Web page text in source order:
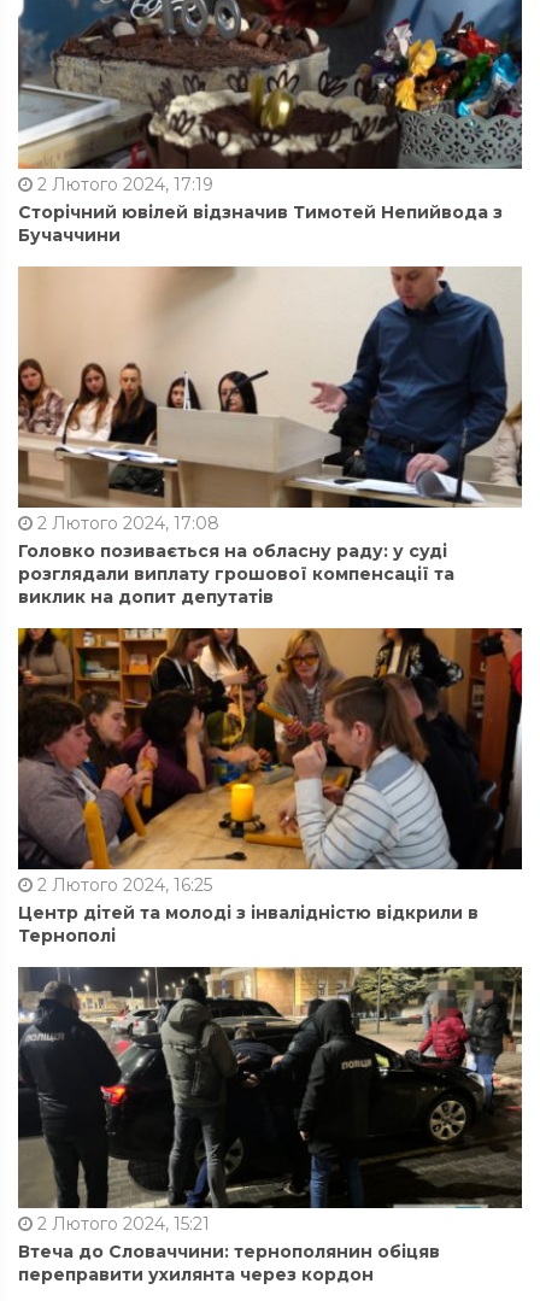
2 Лютого 2024, 17:19
Сторічний ювілей відзначив Тимотей Непийвода з
Бучаччини
2 Лютого 2024, 17:08
Головко позивається на обласну раду: у суді
розглядали виплату грошової компенсації та
виклик на допит депутатів
2 Лютого 2024, 16:25
Центр дітей та молоді з інвалідністю відкрили в
Тернополі
2 Лютого 2024, 15:21
Втеча до Словаччини: тернополянин обіцяв
переправити ухилянта через кордон